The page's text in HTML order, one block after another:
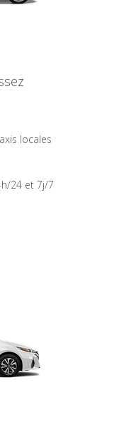
locales
24 et 7j/7